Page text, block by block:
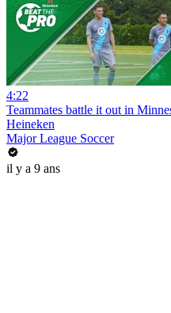
4:22
Teammates battle it out in
Heineken
Major League Soccer
il y a 9 ans